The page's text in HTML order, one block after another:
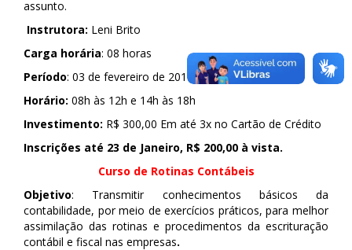
assunto.
Instrutora: Leni Brito
Carga horária: 08 horas
Período: 03 de fevereiro de 2016 (Quarta-Feira)
Horário: 08h às 12h e 14h às 18h
Investimento: R$ 300,00 Em até 3x no Cartão de Crédito
Inscrições até 23 de Janeiro, R$ 200,00 à vista.
Curso de Rotinas Contábeis
Objetivo: Transmitir conhecimentos básicos da
contabilidade, por meio de exercícios práticos, para melhor
assimilação das rotinas e procedimentos da escrituração
contábil e fiscal nas empresas.